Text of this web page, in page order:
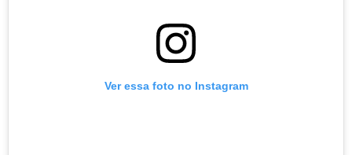
Ver essa foto no Instagram